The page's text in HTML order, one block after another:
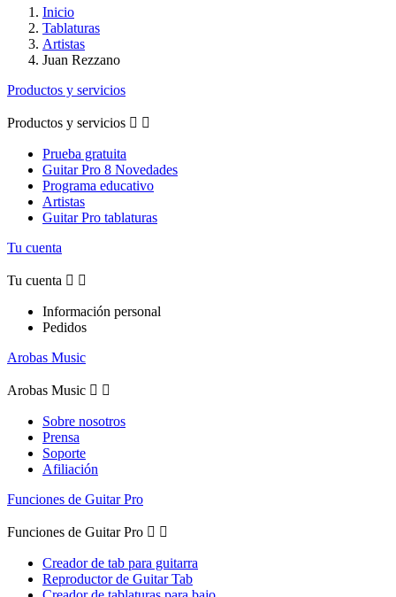
Inicio
Tablaturas
Artistas
Juan Rezzano
Productos y servicios
Productos y servicios  
Prueba gratuita
Guitar Pro 8 Novedades
Programa educativo
Artistas
Guitar Pro tablaturas
Tu cuenta
Tu cuenta  
Información personal
Pedidos
Arobas Music
Arobas Music  
Sobre nosotros
Prensa
Soporte
Afiliación
Funciones de Guitar Pro
Funciones de Guitar Pro  
Creador de tab para guitarra
Reproductor de Guitar Tab